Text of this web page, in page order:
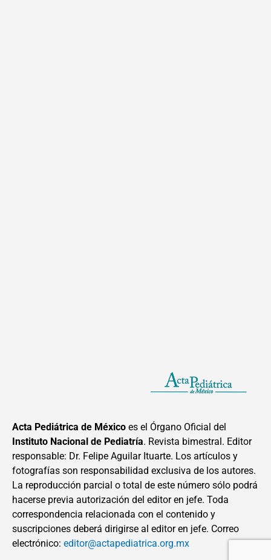
Acta Pediátrica de México es el Órgano Oficial del
Instituto Nacional de Pediatría. Revista bimestral. Editor
responsable: Dr. Felipe Aguilar Ituarte. Los artículos y
fotografías son responsabilidad exclusiva de los autores.
La reproducción parcial o total de este número sólo podrá
hacerse previa autorización del editor en jefe. Toda
correspondencia relacionada con el contenido y
suscripciones deberá dirigirse al editor en jefe. Correo
electrónico: editor@actapediatrica.org.mx